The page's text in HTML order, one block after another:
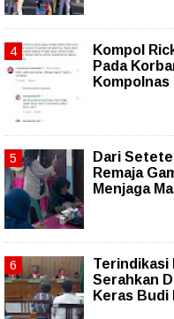
Kompol
Pada
Kompolnas
Dari
Remaja
Menjaga
Terindikasi
Serahkan
Keras